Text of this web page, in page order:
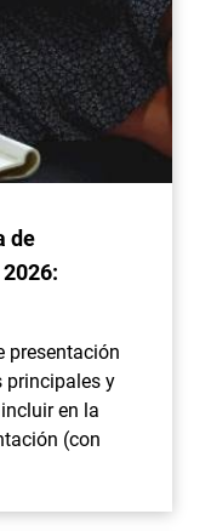
de
presentación
principales y
en la
(con